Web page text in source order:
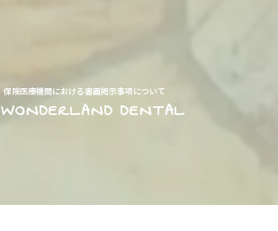
保険医療機関における書面掲示事項について
WONDERLAND DENTAL